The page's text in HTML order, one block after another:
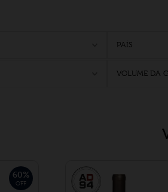
PAÍS
VOLUME DA
60%
OFF